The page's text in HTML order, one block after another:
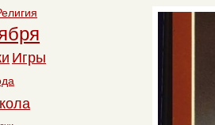
Игры